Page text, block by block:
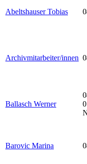
Abeltshauser Tobias
Archivmitarbeiter/innen
Ballasch Werner
Barovic Marina